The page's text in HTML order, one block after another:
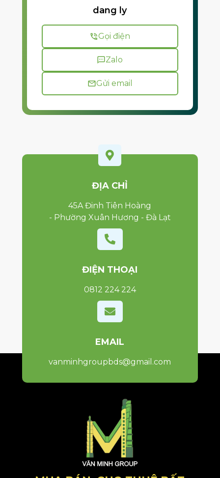
dang ly
Gọi điện
Zalo
Gửi email

ĐỊA CHỈ
45A Đinh Tiên Hoàng
- Phường Xuân Hương - Đà Lạt

ĐIỆN THOẠI
0812 224 224

EMAIL
vanminhgroupbds@gmail.com